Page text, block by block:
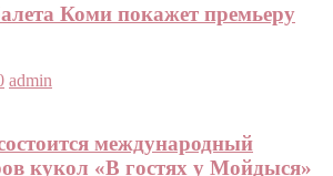
Коми покажет премьеру
admin
международный
кукол «В гостях у Мойдыся»